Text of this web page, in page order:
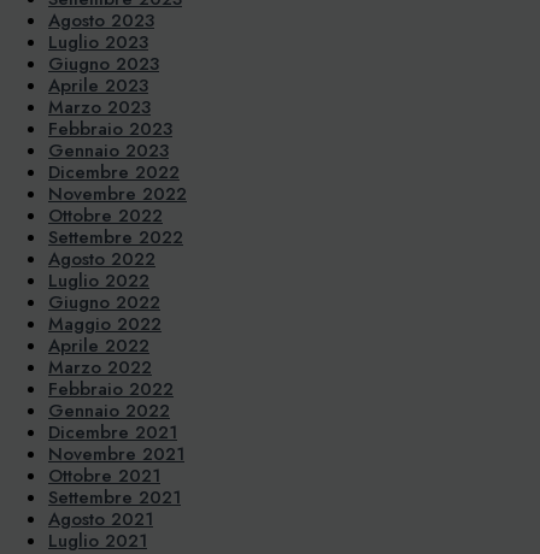
Agosto 2023
Luglio 2023
Giugno 2023
Aprile 2023
Marzo 2023
Febbraio 2023
Gennaio 2023
Dicembre 2022
Novembre 2022
Ottobre 2022
Settembre 2022
Agosto 2022
Luglio 2022
Giugno 2022
Maggio 2022
Aprile 2022
Marzo 2022
Febbraio 2022
Gennaio 2022
Dicembre 2021
Novembre 2021
Ottobre 2021
Settembre 2021
Agosto 2021
Luglio 2021